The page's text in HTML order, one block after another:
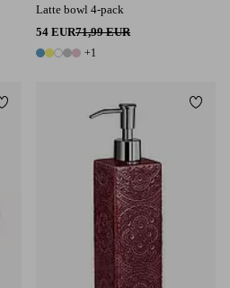
Latte bowl 4-pack
54 EUR71,99 EUR
6 värejä
+1
Lisää suosikkeihin